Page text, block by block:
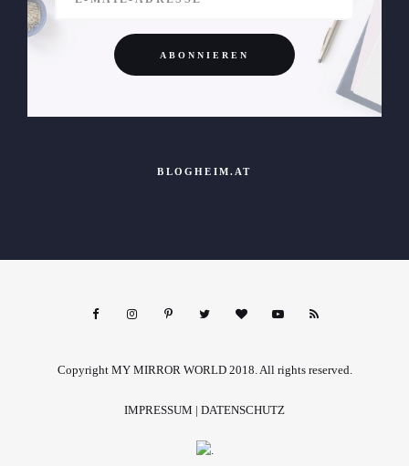
BLOGHEIM.AT
Copyright MY MIRROR WORLD 2018. All rights reserved.
IMPRESSUM | DATENSCHUTZ